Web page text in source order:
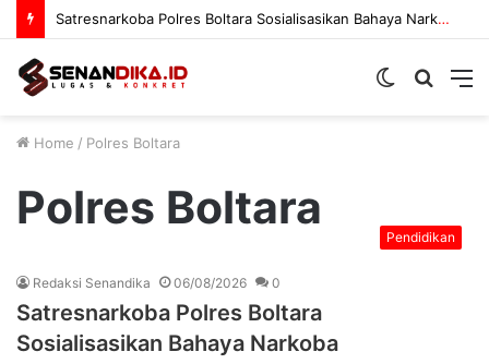
Search
Switch
Home / Polres Boltara
Polres Boltara
Pendidikan
Redaksi Senandika 06/08/2026 0
Satresnarkoba Polres Boltara
Sosialisasikan Bahaya Narkoba